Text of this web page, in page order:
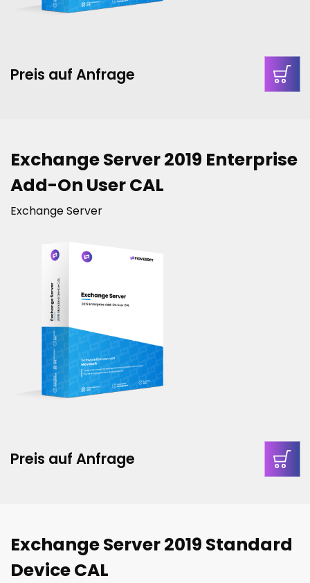
Preis auf Anfrage
Exchange Server 2019 Enterprise
Add-On User CAL
Exchange Server
Preis auf Anfrage
Exchange Server 2019 Standard
Device CAL